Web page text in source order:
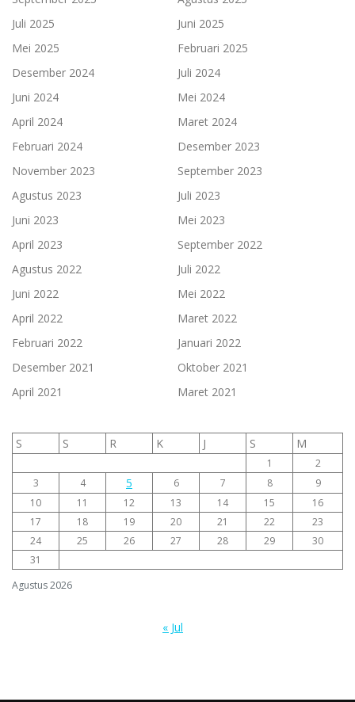
Juli 2025
Juni 2025
Mei 2025
Februari 2025
Desember 2024
Juli 2024
Juni 2024
Mei 2024
April 2024
Maret 2024
Februari 2024
Desember 2023
November 2023
September 2023
Agustus 2023
Juli 2023
Juni 2023
Mei 2023
April 2023
September 2022
Agustus 2022
Juli 2022
Juni 2022
Mei 2022
April 2022
Maret 2022
Februari 2022
Januari 2022
Desember 2021
Oktober 2021
April 2021
Maret 2021
Agustus 2026
S S R K J S M
1
2
3
4 5 6 7 8
9
10
11 12 13 14 15
16
17
18 19 20 21 22
23
24
25 26 27 28 29
30
31
« Jul